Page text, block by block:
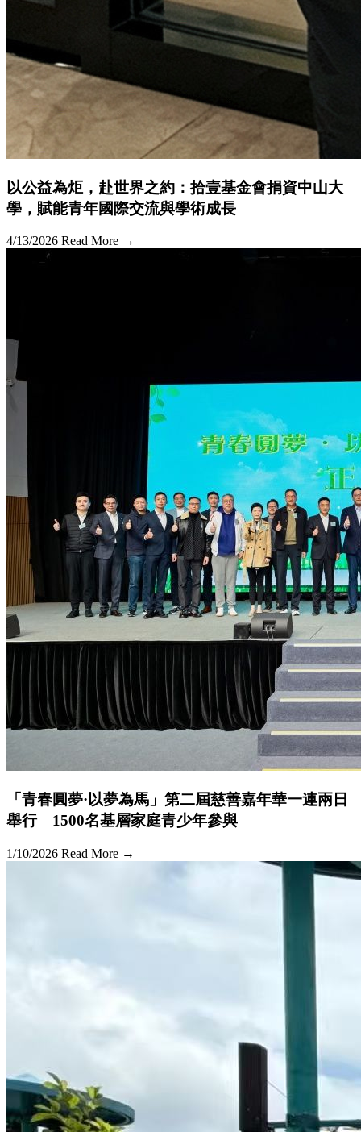
以公益為炬，赴世界之約：拾壹基金會捐資中山大
學，賦能青年國際交流與學術成長
4/13/2026 Read More →
「青春圓夢·以夢為馬」第二屆慈善嘉年華一連兩日
舉行 1500名基層家庭青少年參與
1/10/2026 Read More →